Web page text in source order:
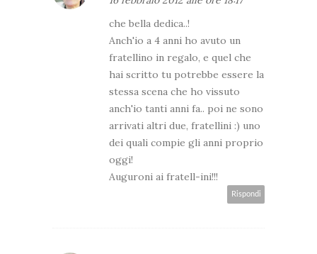
che bella dedica..!
Anch'io a 4 anni ho avuto un
fratellino in regalo, e quel che
hai scritto tu potrebbe essere la
stessa scena che ho vissuto
anch'io tanti anni fa.. poi ne sono
arrivati altri due, fratellini :) uno
dei quali compie gli anni proprio
oggi!
Auguroni ai fratell-ini!!!
Rispondi